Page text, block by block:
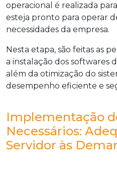
operacional é realizada
esteja pronto para operar
necessidades da empresa.
Nesta etapa, são feitas as
a instalação dos softwares
além da otimização do
desempenho eficiente e
Implementação
Necessários:
Servidor às